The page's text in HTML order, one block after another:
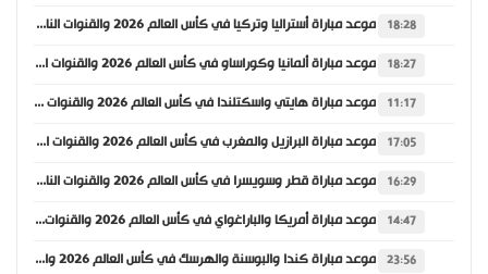
18:28 موعد مباراة أستراليا وتركيا في كأس العالم 2026 والقنوات الناقلة
18:27 موعد مباراة ألمانيا وكوراساو في كأس العالم 2026 والقنوات الناقلة
11:17 موعد مباراة هايتي واسكتلندا في كأس العالم 2026 والقنوات الناقلة
17:05 موعد مباراة البرازيل والمغرب في كأس العالم 2026 والقنوات الناقلة
16:29 موعد مباراة قطر وسويسرا في كأس العالم 2026 والقنوات الناقلة
14:47 موعد مباراة أمريكا والباراغواي في كأس العالم 2026 والقنوات الناقلة
23:56 موعد مباراة كندا والبوسنة والهرسك في كأس العالم 2026 والقنوات الناقلة